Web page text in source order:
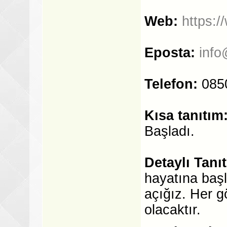
Web:
Eposta:
Telefon:
Kısa
Başladı.
Detaylı
hayatına
açığız. Her
olacaktır.